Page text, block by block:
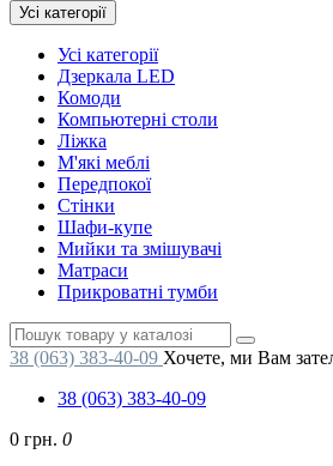
Усі категорії
Усі категорії
Дзеркала LED
Комоди
Компьютерні столи
Ліжка
М'які меблі
Передпокої
Стінки
Шафи-купе
Мийки та змішувачі
Матраси
Прикроватні тумби
38 (063) 383-40-09 Хочете, ми Вам
38 (063) 383-40-09
0 грн. 0